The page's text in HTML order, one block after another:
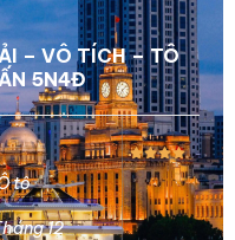
– VÔ TÍCH – TÔ
5N4Đ
tô
12